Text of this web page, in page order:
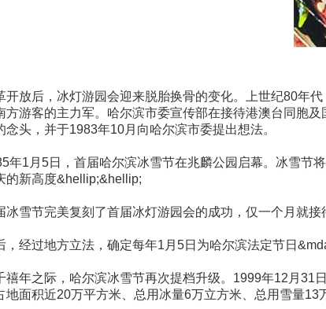
开放后，冰灯游园会迎来脱胎换骨的变化。上世纪80年
方游客的主力军。哈尔滨市委宣传部在接待港澳台同胞
念头，并于1983年10月向哈尔滨市委提出想法。
年1月5日，首届哈尔滨冰雪节在兆麟公园启幕。冰雪节
的新高度&hellip;&hellip;
冰雪节完美复刻了首届冰灯游园会的成功，仅一个月就
，经过地方立法，确定每年1月5日为哈尔滨法定节日
禧年之际，哈尔滨冰雪节再次提档升级。1999年12月31
地面积近20万平方米、总用冰量6万立方米、总用雪量